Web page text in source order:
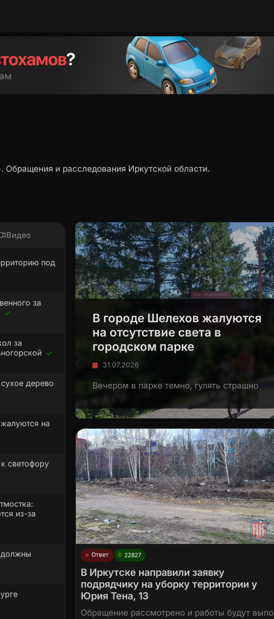
и расследования Иркутской области.
Видео
под
за
за
дерево
на
светофору
из-за
должны
В городе Шелехов жалуются
на отсутствие света в
городском парке
31.07.2026
Вечером в парке темно, гулять страшно
Ответ 22827
В Иркутске направили заявку
подрядчику на уборку территории у
Юрия Тена, 13
Обращение рассмотрено и работы будут выпо